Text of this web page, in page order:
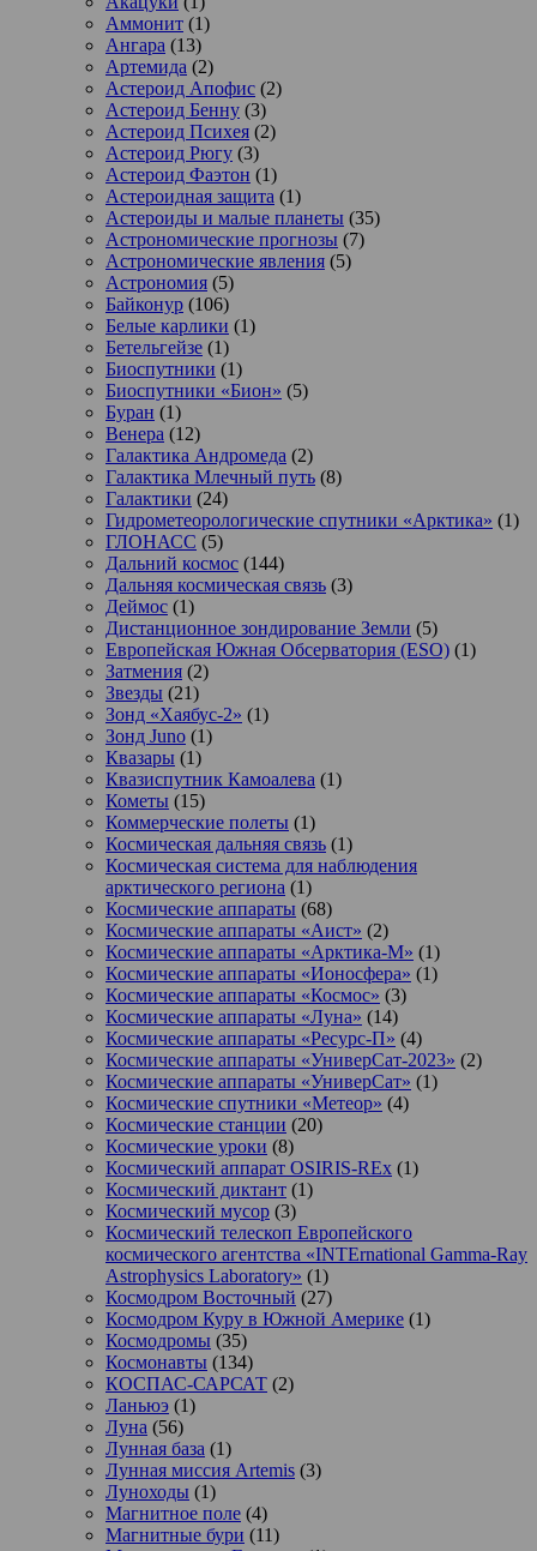
Аммонит (1)
Ангара (13)
Артемида (2)
Астероид Апофис (2)
Астероид Бенну (3)
Астероид Психея (2)
Астероид Рюгу (3)
Астероид Фаэтон (1)
Астероидная защита (1)
Астероиды и малые планеты (35)
Астрономические прогнозы (7)
Астрономические явления (5)
Астрономия (5)
Байконур (106)
Белые карлики (1)
Бетельгейзе (1)
Биоспутники (1)
Биоспутники «Бион» (5)
Буран (1)
Венера (12)
Галактика Андромеда (2)
Галактика Млечный путь (8)
Галактики (24)
Гидрометеорологические спутники «Арктика» (1)
ГЛОНАСС (5)
Дальний космос (144)
Дальняя космическая связь (3)
Деймос (1)
Дистанционное зондирование Земли (5)
Европейская Южная Обсерватория (ESO) (1)
Затмения (2)
Звезды (21)
Зонд «Хаябус-2» (1)
Зонд Juno (1)
Квазары (1)
Квазиспутник Камоалева (1)
Кометы (15)
Коммерческие полеты (1)
Космическая дальняя связь (1)
Космическая система для наблюдения
арктического региона (1)
Космические аппараты (68)
Космические аппараты «Аист» (2)
Космические аппараты «Арктика-М» (1)
Космические аппараты «Ионосфера» (1)
Космические аппараты «Космос» (3)
Космические аппараты «Луна» (14)
Космические аппараты «Ресурс-П» (4)
Космические аппараты «УниверСат-2023» (2)
Космические аппараты «УниверСат» (1)
Космические спутники «Метеор» (4)
Космические станции (20)
Космические уроки (8)
Космический аппарат OSIRIS-REx (1)
Космический диктант (1)
Космический мусор (3)
Космический телескоп Европейского
космического агентства «INTErnational Gamma-Ray
Astrophysics Laboratory» (1)
Космодром Восточный (27)
Космодром Куру в Южной Америке (1)
Космодромы (35)
Космонавты (134)
КОСПАС-САРСАТ (2)
Ланьюэ (1)
Луна (56)
Лунная база (1)
Лунная миссия Artemis (3)
Луноходы (1)
Магнитное поле (4)
Магнитные бури (11)